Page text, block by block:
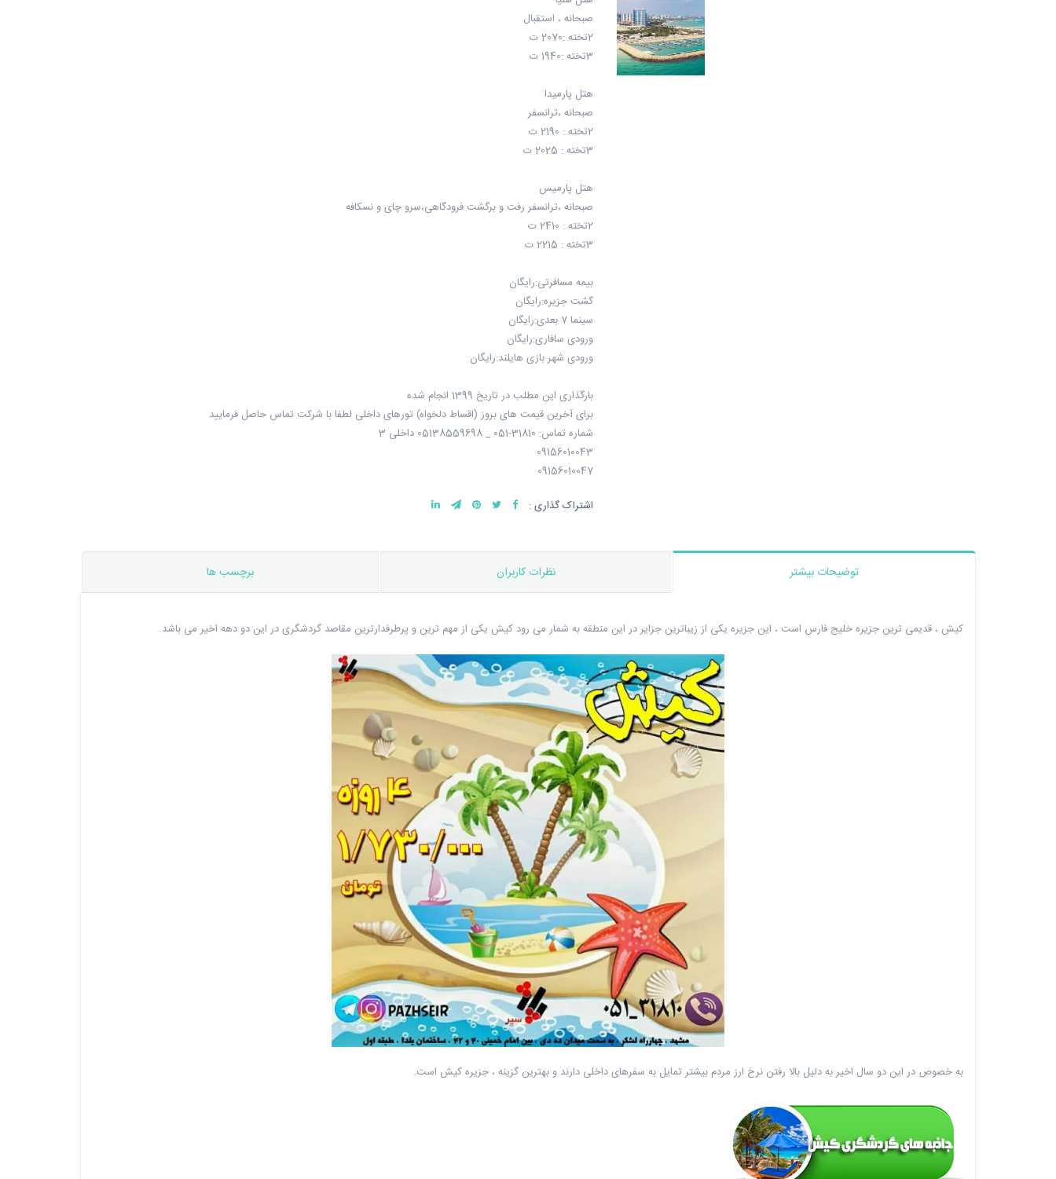
صبحانه ، استقبال
2تخته :2070 ت
3تخته :1940 ت
هتل پارمیدا
صبحانه ،ترانسفر
2تخته : 2190 ت
3تخته : 2025 ت
هتل پارمیس
صبحانه ،ترانسفر رفت و برگشت فرودگاهی،سرو چای و نسکافه
2تخته : 2410 ت
3تخته : 2215 ت
بیمه مسافرتی:رایگان
گشت جزیره:رایگان
سینما 7 بعدی:رایگان
ورودی سافاری:رایگان
ورودی شهر بازی هایلند:رایگان
بارگذاری این مطلب در تاریخ 1399 انجام شده
برای آخرین قیمت های بروز (اقساط دلخواه) تورهای داخلی لطفا با شرکت تماس حاصل فرمایید
شماره تماس: 31810-051 _ 05138559698 داخلی 3
09156010043
09156010047
اشتراک گذاری :
توضیحات بیشتر نظرات کاربران برچسب ها
کیش ، قدیمی ترین جزیره خلیج فارس است ، این جزیره یکی از زیباترین جزایر در این منطقه به شمار می رود کیش یکی از مهم ترین و پرطرفدارترین مقاصد گردشگری در این دو دهه اخیر می باشد.
به خصوص در این دو سال اخیر به دلیل بالا رفتن نرخ ارز مردم بیشتر تمایل به سفرهای داخلی دارند و بهترین گزینه ، جزیره کیش است.